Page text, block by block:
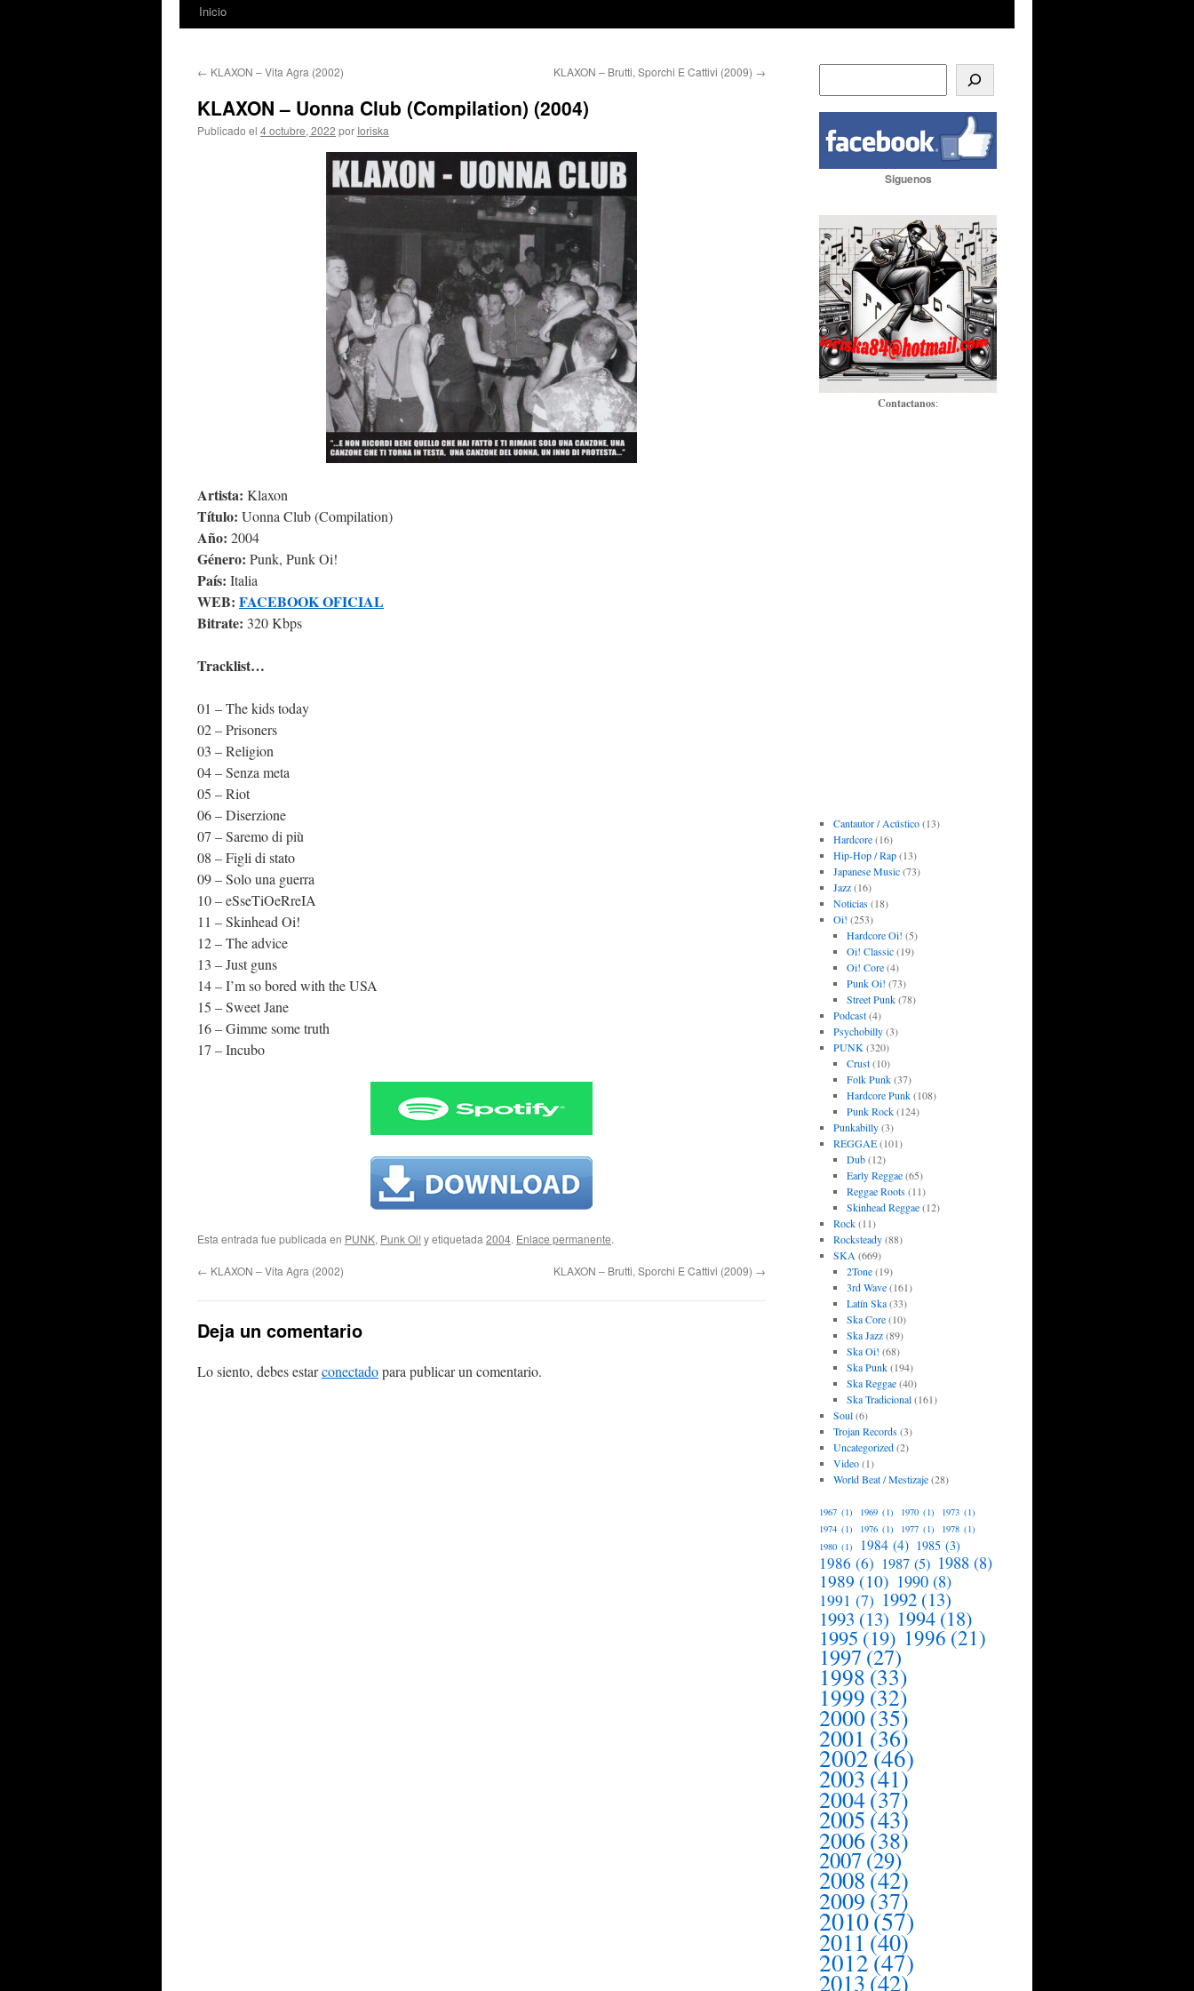
Inicio
← KLAXON – Vita Agra (2002) KLAXON – Brutti, Sporchi E Cattivi (2009) →
KLAXON – Uonna Club (Compilation) (2004)
Publicado el 4 octubre, 2022 por Ioriska
Artista: Klaxon
Título: Uonna Club (Compilation)
Año: 2004
Género: Punk, Punk Oi!
País: Italia
WEB: FACEBOOK OFICIAL
Bitrate: 320 Kbps
Tracklist…
01 – The kids today
02 – Prisoners
03 – Religion
04 – Senza meta
05 – Riot
06 – Diserzione
07 – Saremo di più
08 – Figli di stato
09 – Solo una guerra
10 – eSseTiOeRreIA
11 – Skinhead Oi!
12 – The advice
13 – Just guns
14 – I’m so bored with the USA
15 – Sweet Jane
16 – Gimme some truth
17 – Incubo
Esta entrada fue publicada en PUNK, Punk Oi! y etiquetada 2004. Enlace permanente.
← KLAXON – Vita Agra (2002) KLAXON – Brutti, Sporchi E Cattivi (2009) →
Deja un comentario
Lo siento, debes estarconectadopara publicar un comentario.
Siguenos
Contactanos:
Cantautor / Acústico(13)
Hardcore(16)
Hip-Hop / Rap(13)
Japanese Music(73)
Jazz(16)
Noticias(18)
Oi! (253)
Hardcore Oi! (5)
Oi! Classic(19)
Oi! Core(4)
Punk Oi! (73)
Street Punk(78)
Podcast(4)
Psychobilly(3)
PUNK (320)
Crust(10)
Folk Punk(37)
Hardcore Punk(108)
Punk Rock(124)
Punkabilly(3)
REGGAE(101)
Dub(12)
Early Reggae(65)
Reggae Roots(11)
Skinhead Reggae(12)
Rock(11)
Rocksteady(88)
SKA (669)
2Tone(19)
3rd Wave(161)
Latín Ska(33)
Ska Core(10)
Ska Jazz(89)
Ska Oi! (68)
Ska Punk(194)
Ska Reggae(40)
Ska Tradicional(161)
Soul(6)
Trojan Records(3)
Uncategorized(2)
Video(1)
World Beat / Mestizaje(28)
1967 (1) 1969 (1) 1970 (1) 1973 (1)
1974 (1) 1976 (1) 1977 (1) 1978 (1)
1980 (1) 1984 (4) 1985 (3)
1986 (6) 1987 (5) 1988 (8)
1989 (10) 1990 (8)
1991 (7) 1992 (13)
1993 (13) 1994 (18)
1995 (19) 1996 (21)
1997(27)
1998(33)
1999 (32)
2000(35)
2001 (36)
2002(46)
2003 (41)
2004(37)
2005(43)
2006(38)
2007 (29)
2008(42)
2009 (37)
2010(57)
2011 (40)
2012(47)
2013 (42)